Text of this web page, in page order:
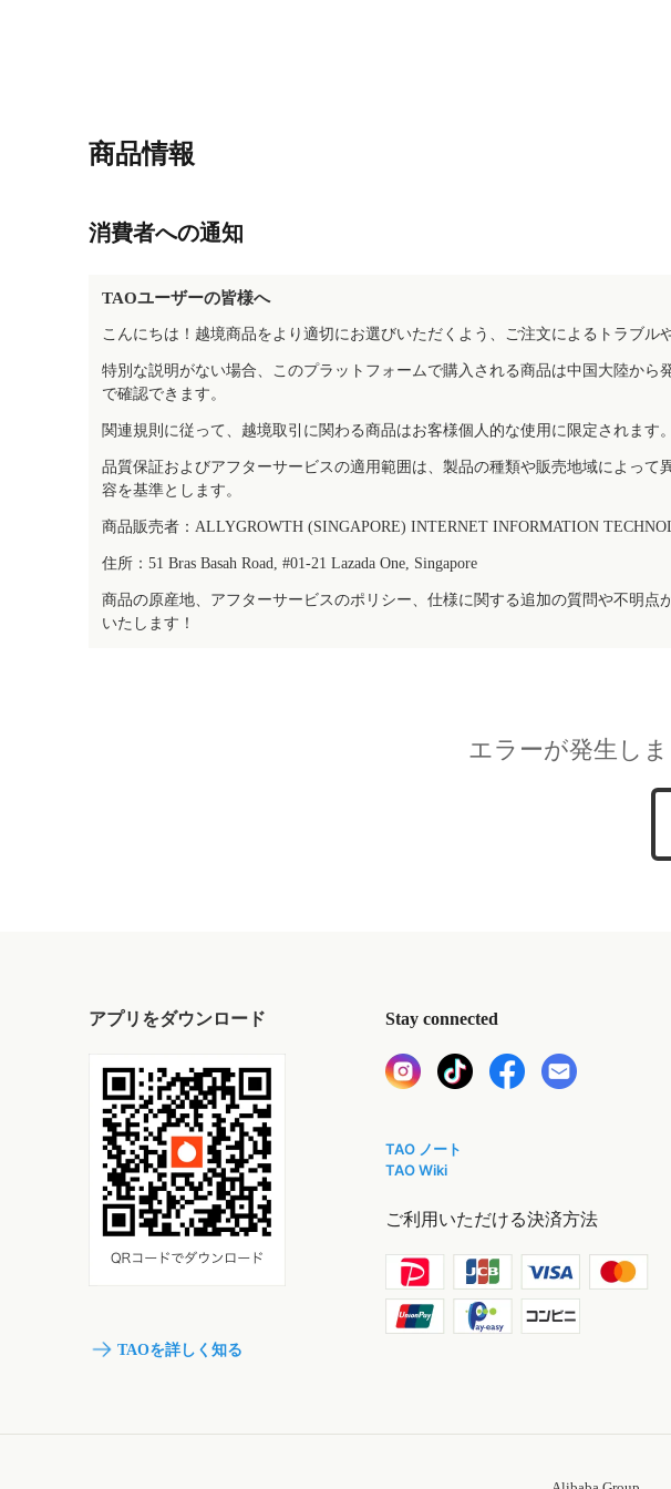
商品情報
消費者への通知
TAOユーザーの皆様へ
こんにちは！越境商品をより適切にお選びいただくよう、ご注文によるトラブ
特別な説明がない場合、このプラットフォームで購入される商品は中国大陸か
で確認できます。
関連規則に従って、越境取引に関わる商品はお客様個人的な使用に限定されます。
品質保証およびアフターサービスの適用範囲は、製品の種類や販売地域によっ
容を基準とします。
商品販売者：ALLYGROWTH (SINGAPORE) INTERNET INFORMATION
住所：51 Bras Basah Road, #01-21 Lazada One, Singapore
商品の原産地、アフターサービスのポリシー、仕様に関する追加の質問や不明
いたします！
エラーが発生し
アプリをダウンロード
TAOを詳しく知る
Stay connected
TAO ノート
TAO Wiki
ご利用いただける決済方法